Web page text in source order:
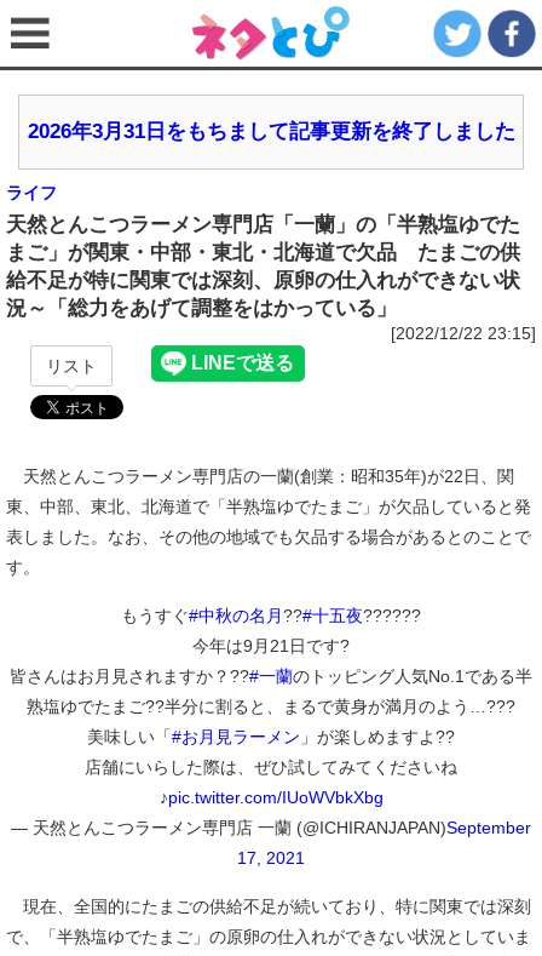
2026年3月31日をもちまして記事更新を終了しました
ライフ
天然とんこつラーメン専門店「一蘭」の「半熟塩ゆでた
まご」が関東・中部・東北・北海道で欠品 たまごの供
給不足が特に関東では深刻、原卵の仕入れができない状
況～「総力をあげて調整をはかっている」
[2022/12/22 23:15]
リスト
天然とんこつラーメン専門店の一蘭(創業：昭和35年)が22日、関
東、中部、東北、北海道で「半熟塩ゆでたまご」が欠品していると発
表しました。なお、その他の地域でも欠品する場合があるとのことで
す。
もうすぐ#中秋の名月??#十五夜??????
今年は9月21日です?
皆さんはお月見されますか？??#一蘭のトッピング人気No.1である半
熟塩ゆでたまご??半分に割ると、まるで黄身が満月のよう…???
美味しい「#お月見ラーメン 」が楽しめますよ??
店舗にいらした際は、ぜひ試してみてくださいね
♪pic.twitter.com/IUoWVbkXbg
— 天然とんこつラーメン専門店 一蘭 (@ICHIRANJAPAN)September
17, 2021
現在、全国的にたまごの供給不足が続いており、特に関東では深刻
で、「半熟塩ゆでたまご」の原卵の仕入れができない状況としていま